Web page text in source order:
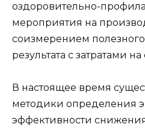
оздоровительно-
мероприятия на
соизмерением
результата с затратами
В настоящее время
методики определения
эффективности